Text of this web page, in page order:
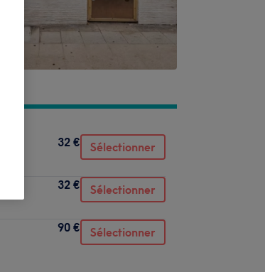
32 € Sélectionner
32 € Sélectionner
90 € Sélectionner